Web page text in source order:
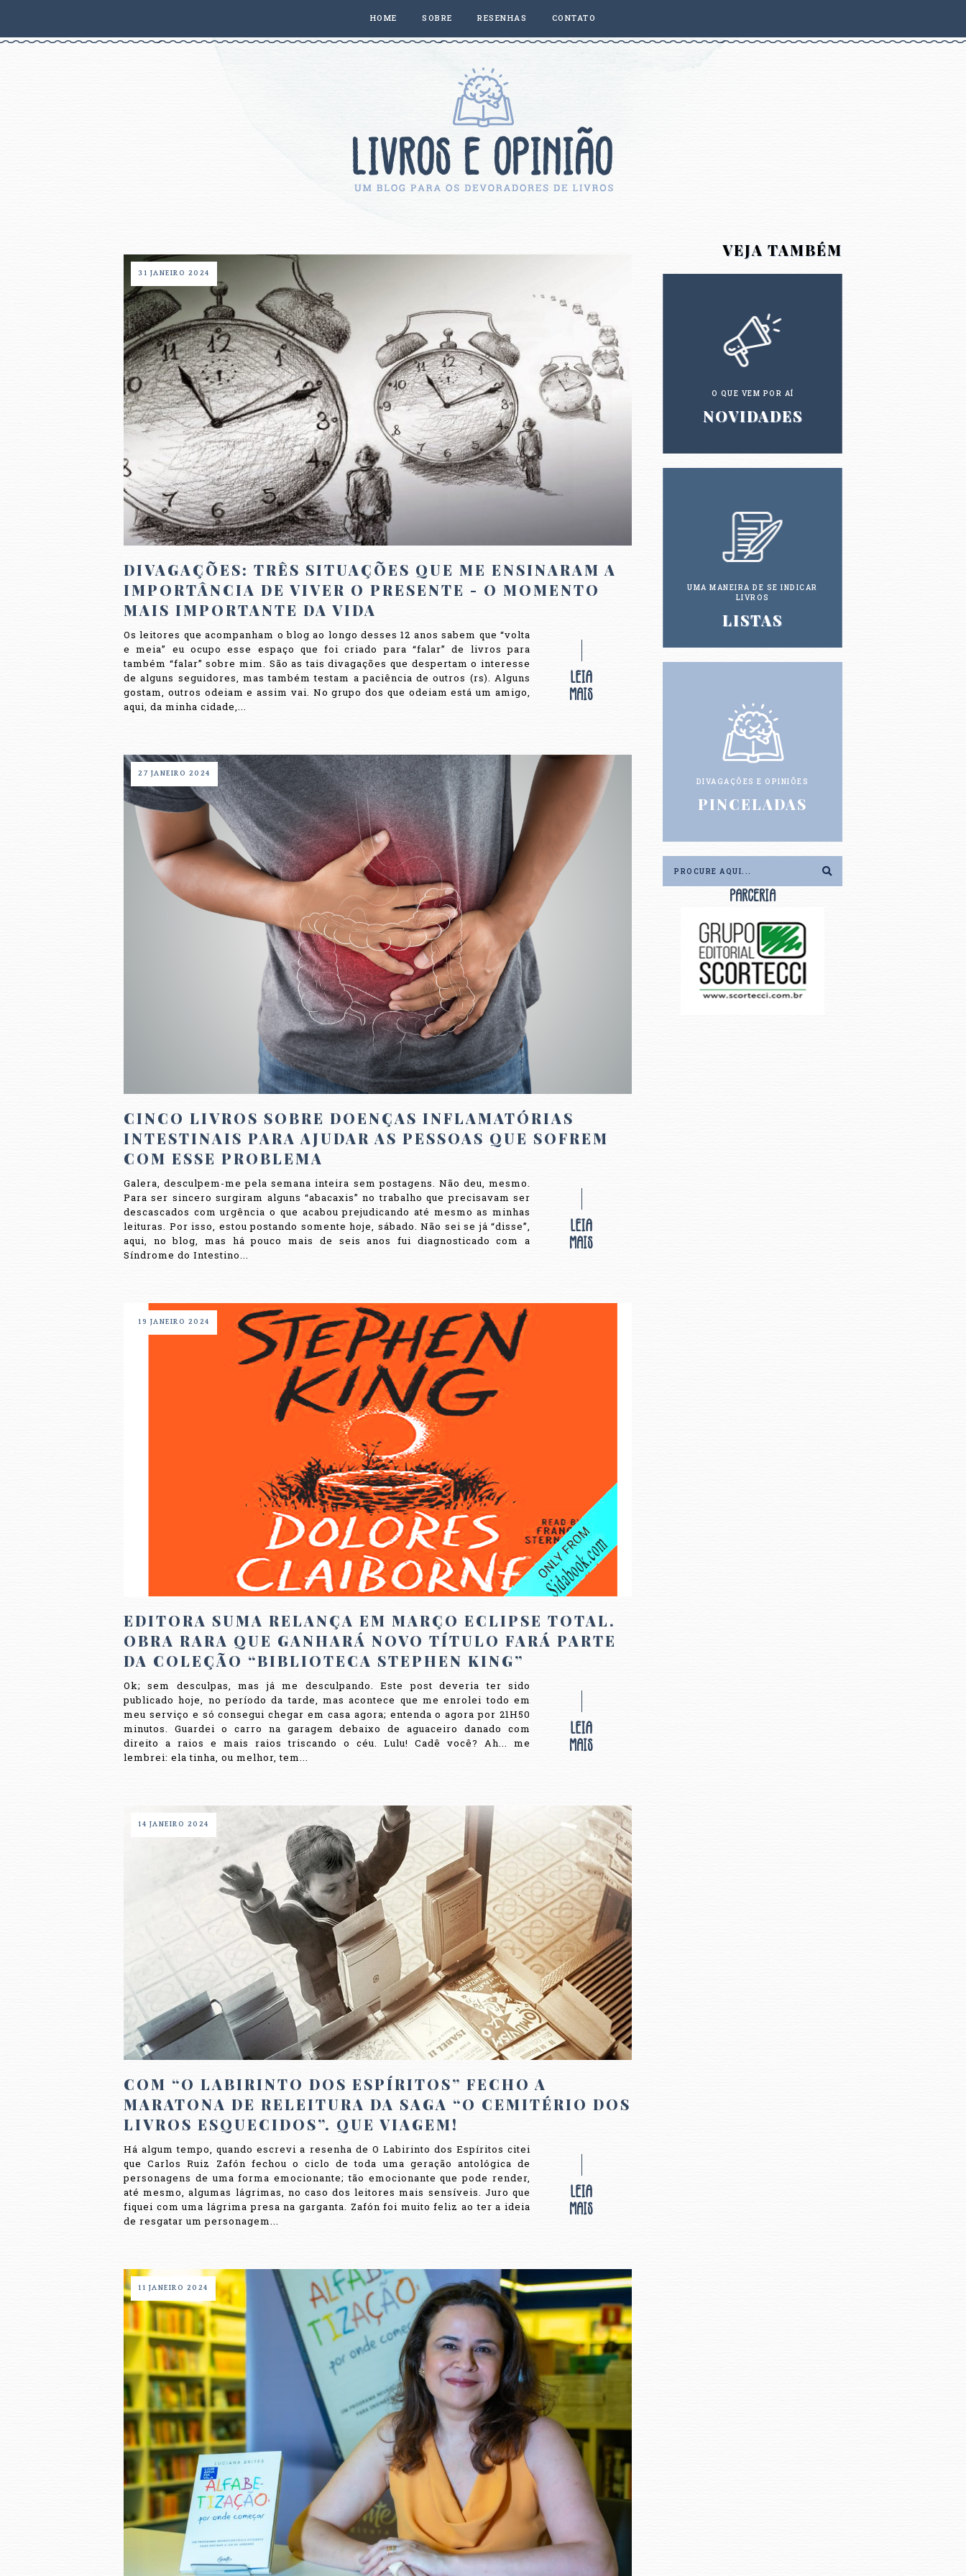
HOME SOBRE RESENHAS CONTATO
31 JANEIRO 2024
DIVAGAÇÕES: TRÊS SITUAÇÕES QUE ME ENSINARAM A
IMPORTÂNCIA DE VIVER O PRESENTE - O MOMENTO
MAIS IMPORTANTE DA VIDA
Os leitores que acompanham o blog ao longo desses 12 anos sabem que “volta
e meia” eu ocupo esse espaço que foi criado para “falar” de livros para
também “falar” sobre mim. São as tais divagações que despertam o interesse
de alguns seguidores, mas também testam a paciência de outros (rs). Alguns
gostam, outros odeiam e assim vai. No grupo dos que odeiam está um amigo,
aqui, da minha cidade,...
27 JANEIRO 2024
CINCO LIVROS SOBRE DOENÇAS INFLAMATÓRIAS
INTESTINAIS PARA AJUDAR AS PESSOAS QUE SOFREM
COM ESSE PROBLEMA
Galera, desculpem-me pela semana inteira sem postagens. Não deu, mesmo.
Para ser sincero surgiram alguns “abacaxis” no trabalho que precisavam ser
descascados com urgência o que acabou prejudicando até mesmo as minhas
leituras. Por isso, estou postando somente hoje, sábado. Não sei se já “disse”,
aqui, no blog, mas há pouco mais de seis anos fui diagnosticado com a
Síndrome do Intestino...
19 JANEIRO 2024
EDITORA SUMA RELANÇA EM MARÇO ECLIPSE TOTAL.
OBRA RARA QUE GANHARÁ NOVO TÍTULO FARÁ PARTE
DA COLEÇÃO “BIBLIOTECA STEPHEN KING”
Ok; sem desculpas, mas já me desculpando. Este post deveria ter sido
publicado hoje, no período da tarde, mas acontece que me enrolei todo em
meu serviço e só consegui chegar em casa agora; entenda o agora por 21H50
minutos. Guardei o carro na garagem debaixo de aguaceiro danado com
direito a raios e mais raios triscando o céu. Lulu! Cadê você? Ah... me
lembrei: ela tinha, ou melhor, tem...
14 JANEIRO 2024
COM “O LABIRINTO DOS ESPÍRITOS” FECHO A
MARATONA DE RELEITURA DA SAGA “O CEMITÉRIO DOS
LIVROS ESQUECIDOS”. QUE VIAGEM!
Há algum tempo, quando escrevi a resenha de O Labirinto dos Espíritos citei
que Carlos Ruiz Zafón fechou o ciclo de toda uma geração antológica de
personagens de uma forma emocionante; tão emocionante que pode render,
até mesmo, algumas lágrimas, no caso dos leitores mais sensíveis. Juro que
fiquei com uma lágrima presa na garganta. Zafón foi muito feliz ao ter a ideia
de resgatar um personagem...
11 JANEIRO 2024
VEJA TAMBÉM
O QUE VEM POR AÍ
NOVIDADES
UMA MANEIRA DE SE INDICAR
LIVROS
LISTAS
DIVAGAÇÕES E OPINIÕES
PINCELADAS